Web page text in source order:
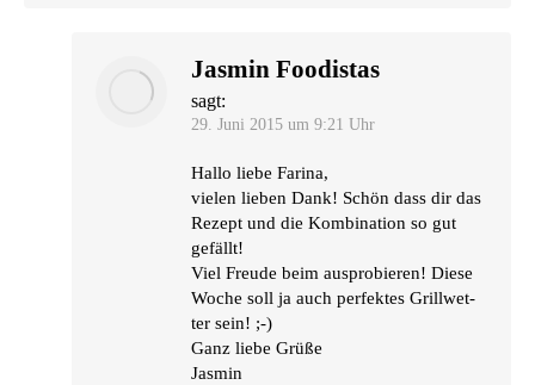
Jasmin Foodistas
sagt:
29. Juni 2015 um 9:21 Uhr
Hal­lo lie­be Farina,
vie­len lie­ben Dank! Schön dass dir das
Rezept und die Kom­bi­na­ti­on so gut
gefällt!
Viel Freu­de beim aus­pro­bie­ren! Die­se
Woche soll ja auch per­fek­tes Grill­wet­
ter sein! ;-)
Ganz lie­be Grüße
Jasmin